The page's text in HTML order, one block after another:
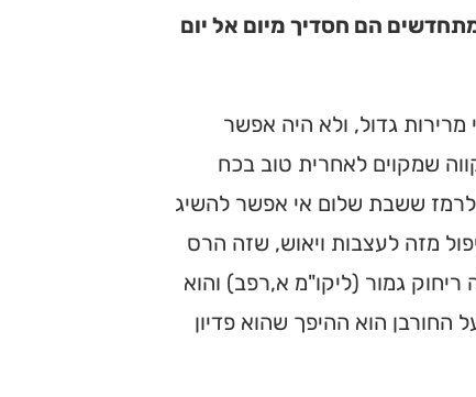
הם חסדיך מיום אל יום
גדול, ולא היה אפשר
שמקוים לאחרית טוב בכח
ששבת שלום אי אפשר להשיג
מזה לעצבות ויאוש, שזה הרס
ריחוק גמור (ליקו"מ א,רפב) והוא
החורבן הוא ההיפך שהוא פדיון